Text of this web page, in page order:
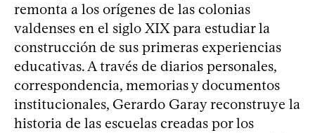
remonta a los orígenes de las colonias
valdenses en el siglo XIX para estudiar la
construcción de sus primeras experiencias
educativas. A través de diarios personales,
correspondencia, memorias y documentos
institucionales, Gerardo Garay reconstruye la
historia de las escuelas creadas por los